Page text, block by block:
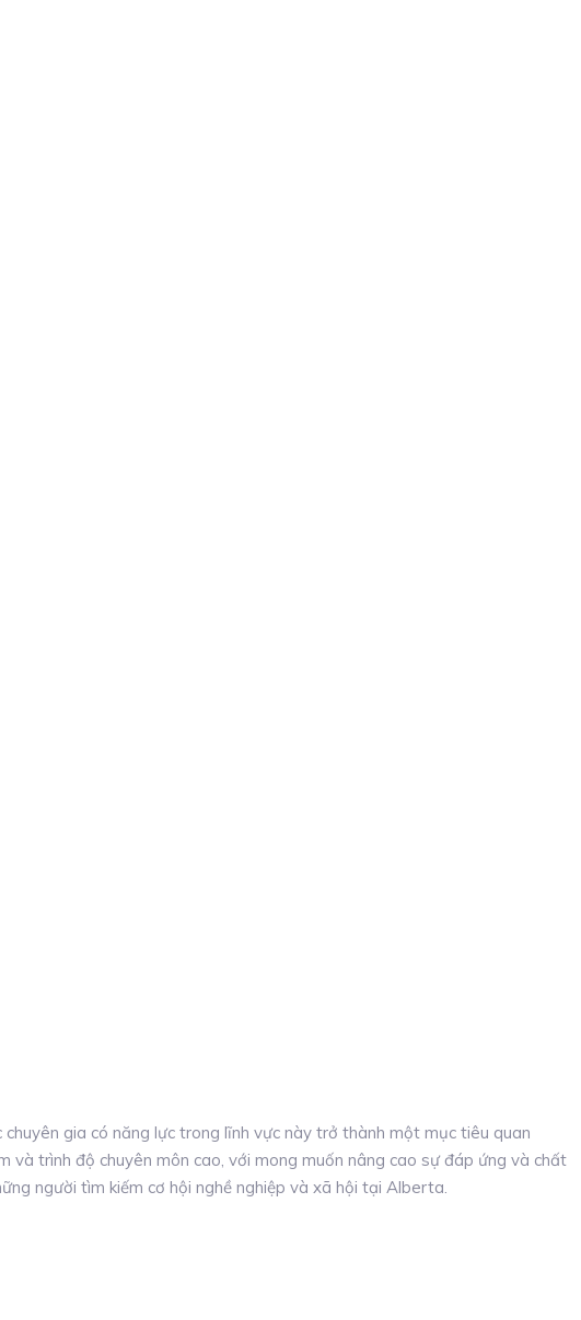
gia có năng lực trong lĩnh vực này trở thành một mục tiêu quan
và trình độ chuyên môn cao, với mong muốn nâng cao sự đáp ứng và chất
người tìm kiếm cơ hội nghề nghiệp và xã hội tại Alberta.